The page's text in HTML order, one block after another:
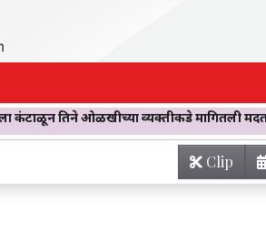
ओळखीच्या व्यक्तीकडे मागितली मदत; आळंदीतील
Clip